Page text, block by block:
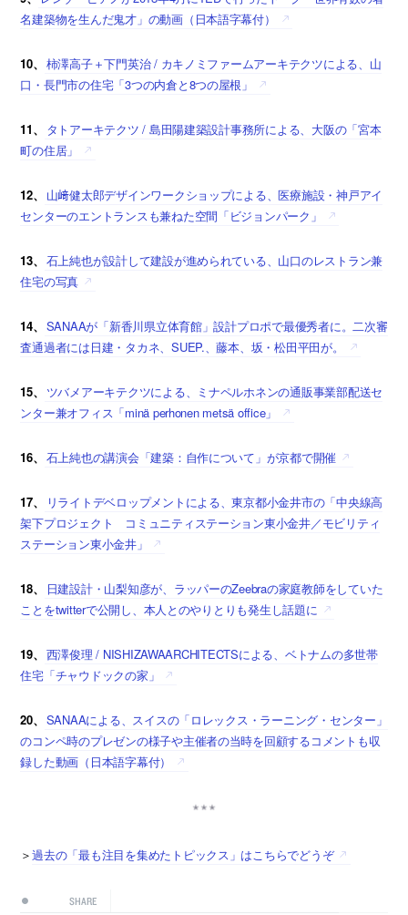
名建築物を生んだ鬼才」の動画（日本語字幕付）
10、
柿澤高子＋下門英治 / カキノミファームアーキテクツによる、山
口・長門市の住宅「3つの内倉と8つの屋根」
11、
タトアーキテクツ / 島田陽建築設計事務所による、大阪の「宮本
町の住居」
12、
山﨑健太郎デザインワークショップによる、医療施設・神戸アイ
センターのエントランスも兼ねた空間「ビジョンパーク」
13、
石上純也が設計して建設が進められている、山口のレストラン兼
住宅の写真
14、
SANAAが「新香川県立体育館」設計プロポで最優秀者に。二次審
査通過者には日建・タカネ、SUEP.、藤本、坂・松田平田が。
15、
ツバメアーキテクツによる、ミナペルホネンの通販事業部配送セ
ンター兼オフィス「minä perhonen metsä office」
16、 石上純也の講演会「建築：自作について」が京都で開催
17、
リライトデベロップメントによる、東京都小金井市の「中央線高
架下プロジェクト コミュニティステーション東小金井／モビリティ
ステーション東小金井」
18、
日建設計・山梨知彦が、ラッパーのZeebraの家庭教師をしていた
ことをtwitterで公開し、本人とのやりとりも発生し話題に
19、
西澤俊理 / NISHIZAWAARCHITECTSによる、ベトナムの多世帯
住宅「チャウドックの家」
20、
SANAAによる、スイスの「ロレックス・ラーニング・センター」
のコンペ時のプレゼンの様子や主催者の当時を回顧するコメントも収
録した動画（日本語字幕付）
＞過去の「最も注目を集めたトピックス」はこちらでどうぞ
SHARE